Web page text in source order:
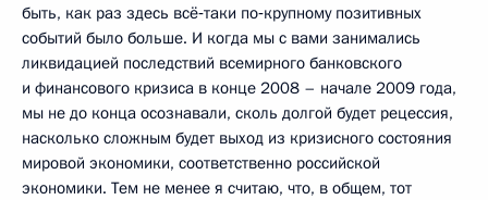
быть, как раз здесь всё‑таки по‑крупному позитивных
событий было больше. И когда мы с вами занимались
ликвидацией последствий всемирного банковского
и финансового кризиса в конце 2008 – начале 2009 года,
мы не до конца осознавали, сколь долгой будет рецессия,
насколько сложным будет выход из кризисного состояния
мировой экономики, соответственно российской
экономики. Тем не менее я считаю, что, в общем, тот